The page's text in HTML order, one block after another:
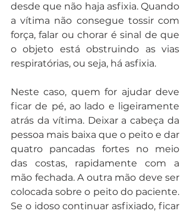
desde que não haja asfixia. Quando
a vítima não consegue tossir com
força, falar ou chorar é sinal de que
o objeto está obstruindo as vias
respiratórias, ou seja, há asfixia.
Neste caso, quem for ajudar deve
ficar de pé, ao lado e ligeiramente
atrás da vítima. Deixar a cabeça da
pessoa mais baixa que o peito e dar
quatro pancadas fortes no meio
das costas, rapidamente com a
mão fechada. A outra mão deve ser
colocada sobre o peito do paciente.
Se o idoso continuar asfixiado, ficar